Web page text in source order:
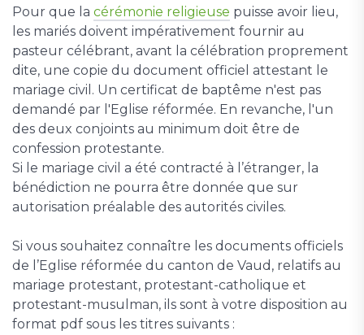
Pour que la cérémonie religieuse puisse avoir lieu,
les mariés doivent impérativement fournir au
pasteur célébrant, avant la célébration proprement
dite, une copie du document officiel attestant le
mariage civil. Un certificat de baptême n'est pas
demandé par l'Eglise réformée. En revanche, l'un
des deux conjoints au minimum doit être de
confession protestante.
Si le mariage civil a été contracté à l’étranger, la
bénédiction ne pourra être donnée que sur
autorisation préalable des autorités civiles.
Si vous souhaitez connaître les documents officiels
de l’Eglise réformée du canton de Vaud, relatifs au
mariage protestant, protestant-catholique et
protestant-musulman, ils sont à votre disposition au
format pdf sous les titres suivants :